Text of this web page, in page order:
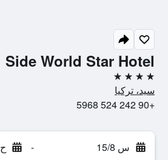
Side World Star Hotel
4 نجوم
سيد، تركيا
+90 242 524 5968
س 15/8 - ح 16/8